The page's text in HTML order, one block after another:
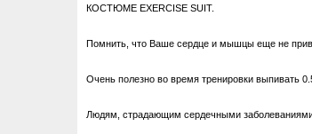
КОСТЮМЕ EXERCISE SUIT.
Помнить, что Ваше сердце и мышцы еще не
Очень полезно во время тренировки выпивать
Людям, страдающим сердечными